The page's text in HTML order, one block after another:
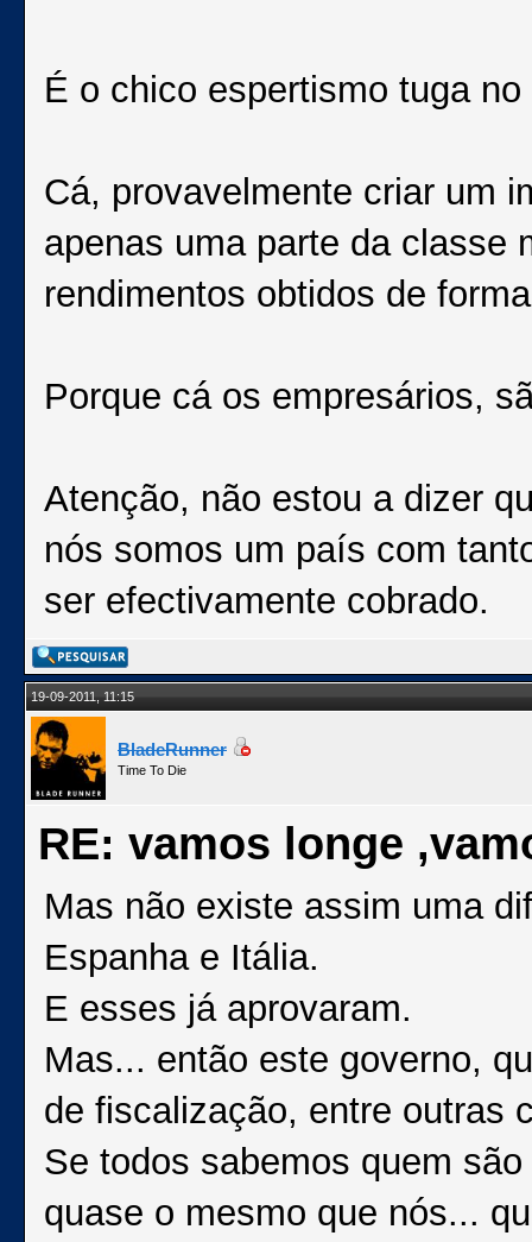
É o chico espertismo tuga
Cá, provavelmente criar um
apenas uma parte da classe
rendimentos obtidos de
Porque cá os empresários,
Atenção, não estou a dizer
nós somos um país com
ser efectivamente cobrado.
19-09-2011, 11:15
BladeRunner
Time To Die
RE: vamos longe
Mas não existe assim uma
Espanha e Itália.
E esses já aprovaram.
Mas... então este governo,
de fiscalização, entre outras
Se todos sabemos quem
quase o mesmo que nós...